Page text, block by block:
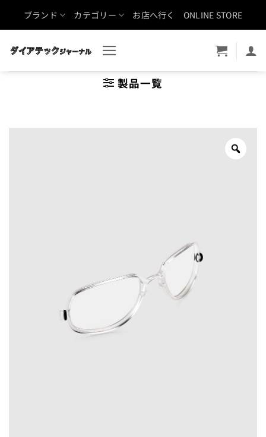
ブランド カテゴリー お店へ行く ONLINE STORE
製品一覧